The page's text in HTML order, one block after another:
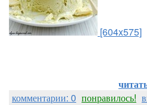
[604x575]
комментарии: 0 понравилось!